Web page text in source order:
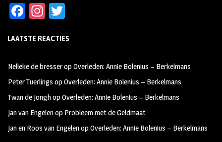
Fa
b
oo
k
In
ag
m
tt
LAATSTE REACTIES
Nelleke de bresseropOverleden: Annie Bolenius – Berkelmans
Peter Tuerlings opOverleden: Annie Bolenius – Berkelmans
Twan de JonghopOverleden: Annie Bolenius – Berkelmans
Jan van Engelenop Probleem met de Geldmaat
Jan en Roos van EngelenopOverleden: Annie Bolenius – Berkelmans